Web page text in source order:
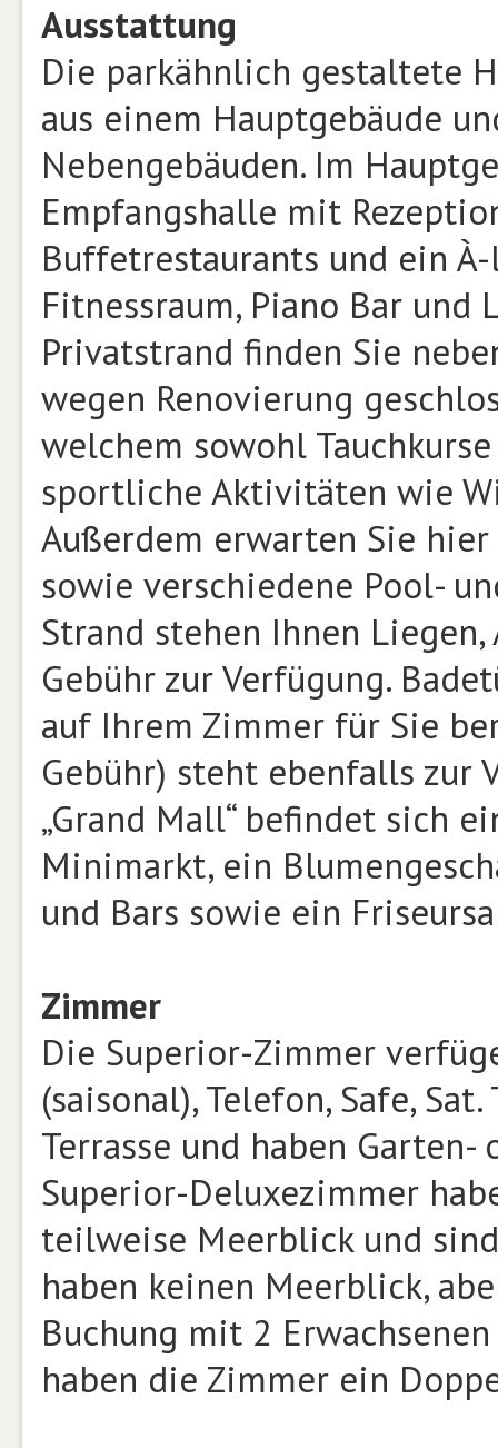
Ausstattung
Die parkähnlich gestaltete
aus einem Hauptgebäude
Nebengebäuden. Im
Empfangshalle mit
Buffetrestaurants und ein
Fitnessraum, Piano Bar und
Privatstrand finden Sie
wegen Renovierung
welchem sowohl
sportliche Aktivitäten wie
Außerdem erwarten Sie
sowie verschiedene Pool-
Strand stehen Ihnen
Gebühr zur Verfügung.
auf Ihrem Zimmer für Sie
Gebühr) steht ebenfalls zur
„Grand Mall“ befindet sich
Minimarkt, ein
und Bars sowie ein
Zimmer
Die Superior-Zimmer
(saisonal), Telefon, Safe,
Terrasse und haben
Superior-Deluxezimmer
teilweise Meerblick und
haben keinen Meerblick,
Buchung mit 2
haben die Zimmer ein